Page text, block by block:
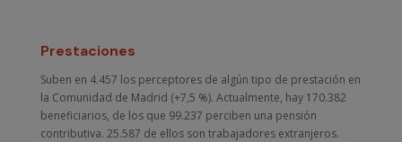
Prestaciones
Suben en 4.457 los perceptores de algún tipo de prestación en
la Comunidad de Madrid (+7,5 %). Actualmente, hay 170.382
beneficiarios, de los que 99.237 perciben una pensión
contributiva. 25.587 de ellos son trabajadores extranjeros.